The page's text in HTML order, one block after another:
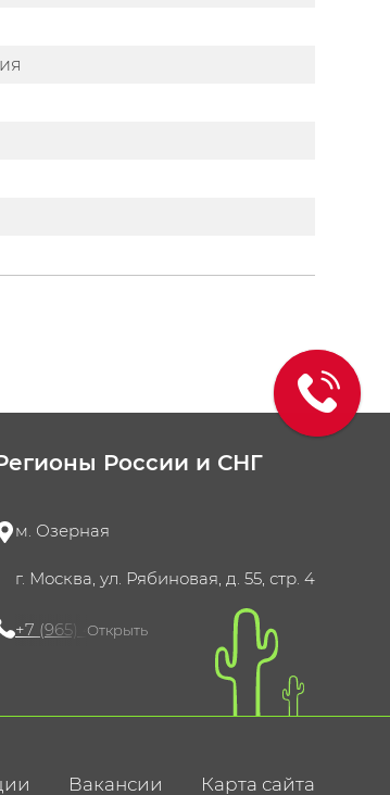
России и СНГ
м. Озерная
г. Москва, ул. Рябиновая, д. 55, стр. 4
+7 (965) 420-10-10
Открыть
Вакансии Карта сайта